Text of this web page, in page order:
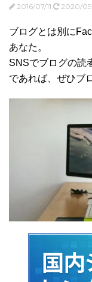
2016/07/11 2020/
ブログとは別に
あなた。
SNSでブログの読
であれば、ぜひブ